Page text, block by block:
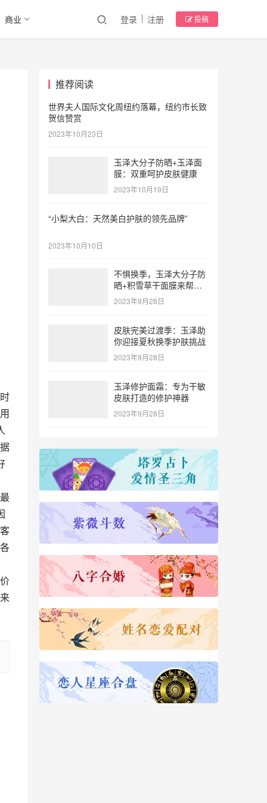
商业 登录 注册 投稿
推荐阅读
世界夫人国际文化周纽约落幕，纽约市长致
贺信赞赏
2023年10月23日
玉泽大分子防晒+玉泽面
膜：双重呵护皮肤健康
2023年10月19日
“小梨大白：天然美白护肤的领先品牌”
2023年10月10日
不惧换季，玉泽大分子防
晒+积雪草干面膜来帮
忙！
2023年9月28日
皮肤完美过渡季：玉泽助
你迎接夏秋换季护肤挑战
2023年9月28日
玉泽修护面霜：专为干敏
皮肤打造的修护神器
2023年9月28日